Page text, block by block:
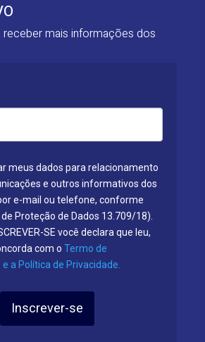
receber mais informações dos
meus dados para relacionamento
e outros informativos dos
e-mail ou telefone, conforme
de Proteção de Dados 13.709/18).
SE você declara que leu,
com o Termo de
a Política de Privacidade.
Inscrever-se